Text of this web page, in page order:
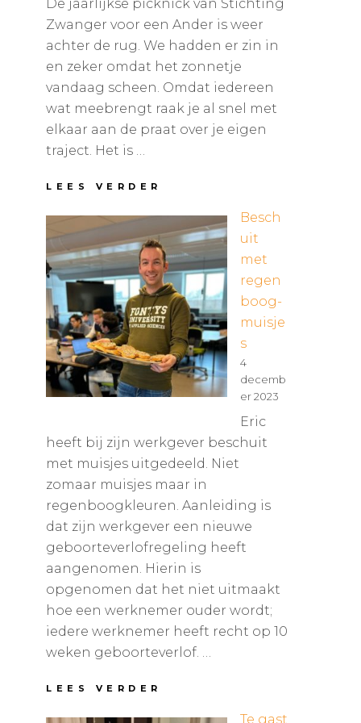
De jaarlijkse picknick van Stichting
Zwanger voor een Ander is weer
achter de rug. We hadden er zin in
en zeker omdat het zonnetje
vandaag scheen. Omdat iedereen
wat meebrengt raak je al snel met
elkaar aan de praat over je eigen
traject. Het is …
LEES VERDER
C
K
N
I
C
K
Z
W
A
N
G
E
O
O
E
E
N
N
D
E
R
0
2
Besch
uit
met
regen
boog-
muisje
s
4
decemb
er 2023
Eric
heeft bij zijn werkgever beschuit
met muisjes uitgedeeld. Niet
zomaar muisjes maar in
regenboogkleuren. Aanleiding is
dat zijn werkgever een nieuwe
geboorteverlofregeling heeft
aangenomen. Hierin is
opgenomen dat het niet uitmaakt
hoe een werknemer ouder wordt;
iedere werknemer heeft recht op 10
weken geboorteverlof. …
LEES VERDER
S
Te gast